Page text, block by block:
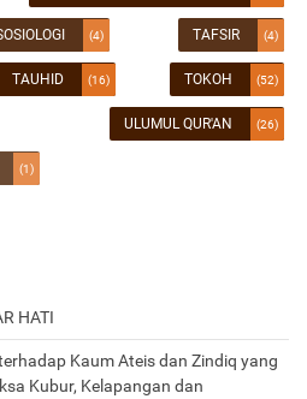
(4) TAFSIR (4)
TAUHID (16) TOKOH (52)
ULUMUL QUR'AN (26)
(1)
HATI
Kaum Ateis dan Zindiq yang
Kubur, Kelapangan dan